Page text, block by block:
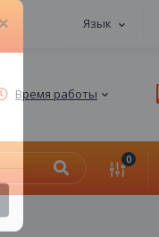
Язык
Время работы
0